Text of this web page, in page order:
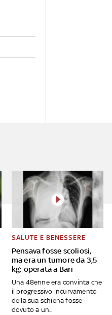
Pensava fosse scoliosi,
ma era un tumore da 3,5
kg: operata a Bari
SALUTE E BENESSERE
Una 48enne era convinta che
il progressivo incurvamento
della sua schiena fosse
dovuto a un...